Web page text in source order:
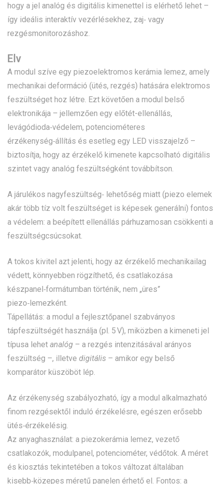
hogy a jel analóg és digitális kimenettel is elérhető lehet –
így ideális interaktív vezérlésekhez, zaj‑ vagy
rezgésmonitorozáshoz.
Elv
A modul szíve egy piezoelektromos kerámia lemez, amely
mechanikai deformáció (ütés, rezgés) hatására elektromos
feszültséget hoz létre. Ezt követően a modul belső
elektronikája – jellemzően egy elő­tét­-ellenállás,
levágódioda‑védelem, potenciométeres
érzékenység‑állítás és esetleg egy LED visszajelző –
biztosítja, hogy az érzékelő kimenete kapcsolható digitális
szintet vagy analóg feszültségként továbbítson.
A járulékos nagyfeszültség‑ lehetőség miatt (piezo elemek
akár több tíz volt feszültséget is képesek generálni) fontos
a védelem: a beépített ellenállás párhuzamosan csökkenti a
feszültségcsúcsokat.
A tokos kivitel azt jelenti, hogy az érzékelő mechanikailag
védett, könnyebben rögzíthető, és csatlakozása
készpanel‑formátumban történik, nem „üres”
piezo‑lemezként.
Tápellátás: a modul a fejlesztőpanel szabványos
tápfeszültségét használja (pl. 5 V), miközben a kimeneti jel
típusa lehet analóg – a rezgés intenzitásával arányos
feszültség –, illetve digitális – amikor egy belső
komparátor küszöböt lép.
Az érzékenység szabályozható, így a modul alkalmazható
finom rezgésektől induló érzékelésre, egészen erősebb
ütés‑érzékelésig.
Az anyaghasználat: a piezokerámia lemez, vezető
csatlakozók, modulpanel, potenciométer, védőtok. A méret
és kiosztás tekintetében a tokos változat általában
kisebb‑közepes méretű panelen érhető el. Fontos: a